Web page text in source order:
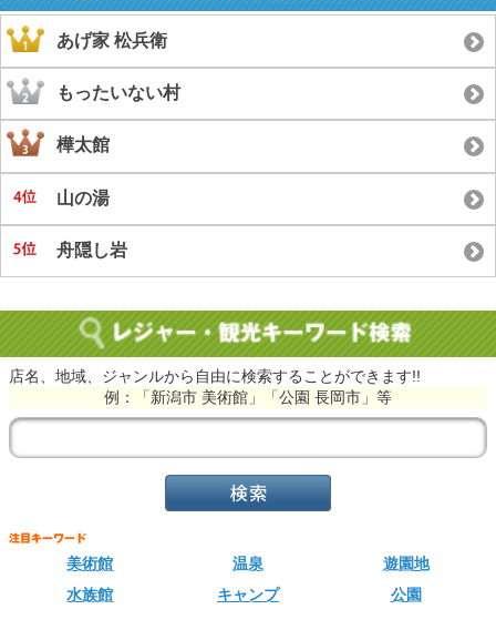
あげ家 松兵衛
もったいない村
樺太館
山の湯
舟隠し岩
店名、地域、ジャンルから自由に検索することができます!!
例：「新潟市 美術館」「公園 長岡市」等
美術館 温泉
遊園地
水族館
キャンプ 公園